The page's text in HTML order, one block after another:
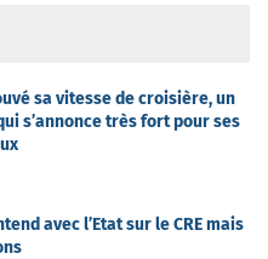
sa vitesse de croisière, un
s’annonce très fort pour ses
avec l’Etat sur le CRE mais